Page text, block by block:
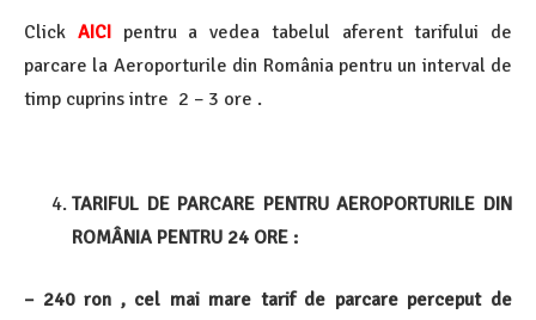
Click AICIpentru a vedea tabelul aferent tarifului de
parcare la Aeroporturile din România pentru un interval de
timp cuprins intre 2 – 3 ore .
TARIFUL DE PARCARE PENTRU AEROPORTURILE DIN
ROMÂNIA PENTRU 24 ORE :
– 240 ron , cel mai mare tarif de parcare perceput de